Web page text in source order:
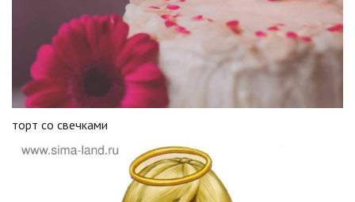
торт со свечками